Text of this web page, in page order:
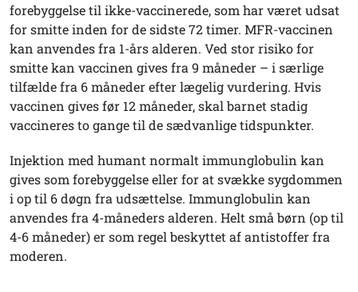
forebyggelse til ikke-vaccinerede, som har været udsat
for smitte inden for de sidste 72 timer. MFR-vaccinen
kan anvendes fra 1-års alderen. Ved stor risiko for
smitte kan vaccinen gives fra 9 måneder – i særlige
tilfælde fra 6 måneder efter lægelig vurdering. Hvis
vaccinen gives før 12 måneder, skal barnet stadig
vaccineres to gange til de sædvanlige tidspunkter.
Injektion med humant normalt immunglobulin kan
gives som forebyggelse eller for at svække sygdommen
i op til 6 døgn fra udsættelse. Immunglobulin kan
anvendes fra 4-måneders alderen. Helt små børn (op til
4-6 måneder) er som regel beskyttet af antistoffer fra
moderen.